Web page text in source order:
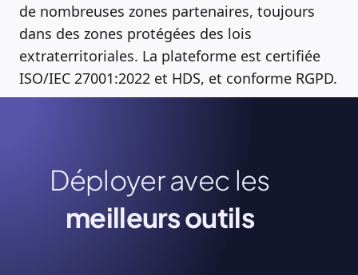
de nombreuses zones partenaires, toujours
dans des zones protégées des lois
extraterritoriales. La plateforme est certifiée
ISO/IEC 27001:2022 et HDS, et conforme RGPD.
Déployer avec les
meilleurs outils